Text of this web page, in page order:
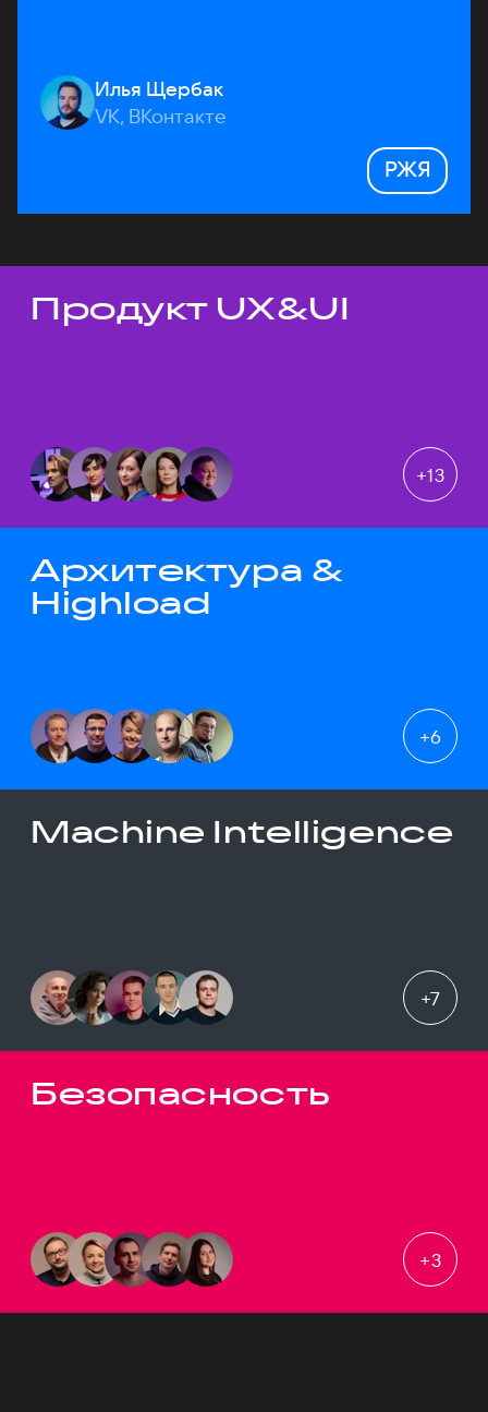
Илья Щербак
VK, ВКонтакте
РЖЯ
Темы докладов
Продукт UX&UI
+13
Архитектура &
Highload
+6
Machine Intelligence
+7
Безопасность
+3